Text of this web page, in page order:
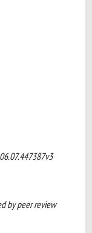
by peer review